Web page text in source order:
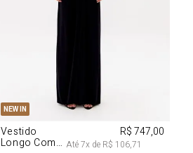
NEW IN
PP M
Vestido
Longo Com
R$ 747,00
Até7x de R$ 106,71